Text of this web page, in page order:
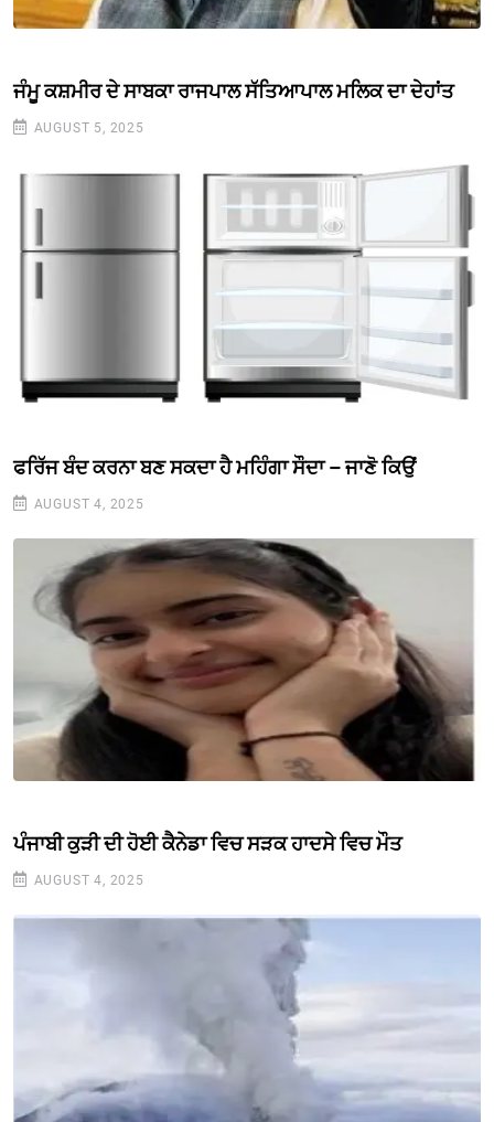
ਜੰਮੂ ਕਸ਼ਮੀਰ ਦੇ ਸਾਬਕਾ ਰਾਜਪਾਲ ਸੱਤਿਆਪਾਲ ਮਲਿਕ ਦਾ ਦੇਹਾਂਤ
AUGUST 5, 2025
ਫਰਿੱਜ ਬੰਦ ਕਰਨਾ ਬਣ ਸਕਦਾ ਹੈ ਮਹਿੰਗਾ ਸੌਦਾ – ਜਾਣੋ ਕਿਉਂ
AUGUST 4, 2025
ਪੰਜਾਬੀ ਕੁੜੀ ਦੀ ਹੋਈ ਕੈਨੇਡਾ ਵਿਚ ਸੜਕ ਹਾਦਸੇ ਵਿਚ ਮੌਤ
AUGUST 4, 2025